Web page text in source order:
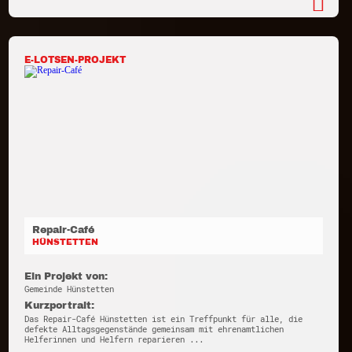
E-LOTSEN-PROJEKT
Repair-Café
HÜNSTETTEN
Ein Projekt von:
Gemeinde Hünstetten
Kurzportrait:
Das Repair-Café Hünstetten ist ein Treffpunkt für alle, die
defekte Alltagsgegenstände gemeinsam mit ehrenamtlichen
Helferinnen und Helfern reparieren ...